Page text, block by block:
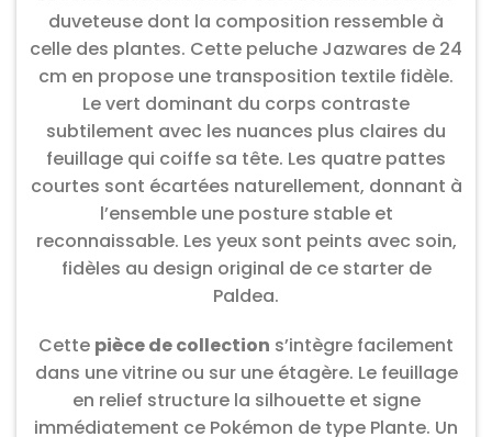
duveteuse dont la composition ressemble à
celle des plantes. Cette peluche Jazwares de 24
cm en propose une transposition textile fidèle.
Le vert dominant du corps contraste
subtilement avec les nuances plus claires du
feuillage qui coiffe sa tête. Les quatre pattes
courtes sont écartées naturellement, donnant à
l’ensemble une posture stable et
reconnaissable. Les yeux sont peints avec soin,
fidèles au design original de ce starter de
Paldea.
Cette pièce de collection s’intègre facilement
dans une vitrine ou sur une étagère. Le feuillage
en relief structure la silhouette et signe
immédiatement ce Pokémon de type Plante. Un